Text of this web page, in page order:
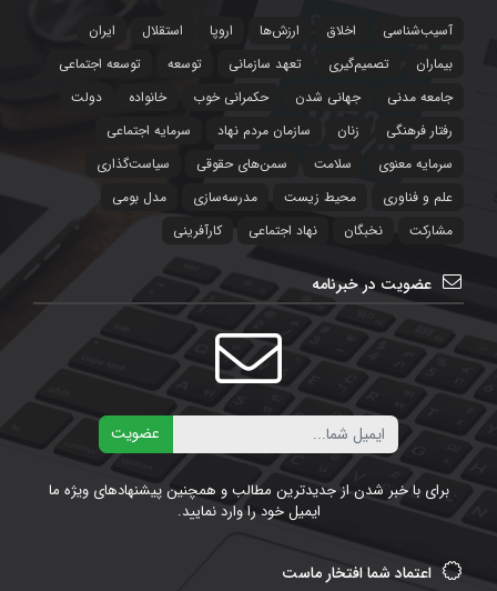
آسیب‌شناسی اخلاق ارزش‌ها اروپا استقلال
ایران
بیماران
تصمیم‌گیری تعهد سازمانی توسعه
توسعه اجتماعی
جامعه مدنی
جهانی شدن حکمرانی خوب خانواده
دولت
رفتار فرهنگی
زنان سازمان مردم نهاد
سرمایه اجتماعی
سرمایه معنوی
سلامت سمن‌های حقوقی
سیاست‌‌گذاری
علم و فناوری
محیط زیست مدرسه‌سازی
مدل بومی
مشارکت
نخبگان نهاد اجتماعی کارآفرینی
عضویت در خبرنامه
عضویت
برای با خبر شدن از جدیدترین مطالب و همچنین پیشنهادهای ویژه ما
ایمیل خود را وارد نمایید.
اعتماد شما افتخار ماست